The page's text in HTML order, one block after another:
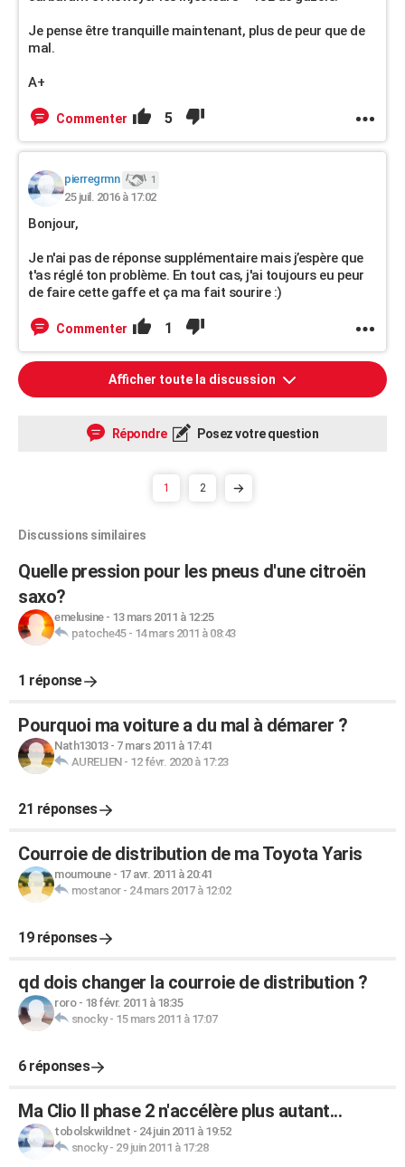
Je pense être tranquille maintenant, plus de peur que de
mal.
A+
Commenter 5
pierregrmn 1
25 juil. 2016 à 17:02
Bonjour,
Je n'ai pas de réponse supplémentaire mais j’espère que
t'as réglé ton problème. En tout cas, j'ai toujours eu peur
de faire cette gaffe et ça ma fait sourire :)
Commenter 1
Afficher toute la discussion
Répondre Posez votre question
1 2
Discussions similaires
Quelle pression pour les pneus d'une citroën
saxo?
emelusine- 13 mars 2011 à 12:25
patoche45- 14 mars 2011 à 08:43
1 réponse
Pourquoi ma voiture a du mal à démarer ?
Nath13013- 7 mars 2011 à 17:41
AURELIEN- 12 févr. 2020 à 17:23
21 réponses
Courroie de distribution de ma Toyota Yaris
moumoune- 17 avr. 2011 à 20:41
mostanor- 24 mars 2017 à 12:02
19 réponses
qd dois changer la courroie de distribution ?
roro- 18 févr. 2011 à 18:35
snocky- 15 mars 2011 à 17:07
6 réponses
Ma Clio II phase 2 n'accélère plus autant...
tobolskwildnet - 24 juin 2011 à 19:52
snocky- 29 juin 2011 à 17:28